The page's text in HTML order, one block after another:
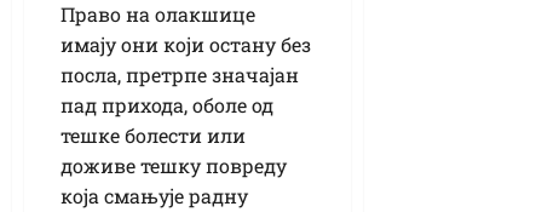
Право на олакшице
имају они који остану без
посла, претрпе значајан
пад прихода, оболе од
тешке болести или
доживе тешку повреду
која смањује радну